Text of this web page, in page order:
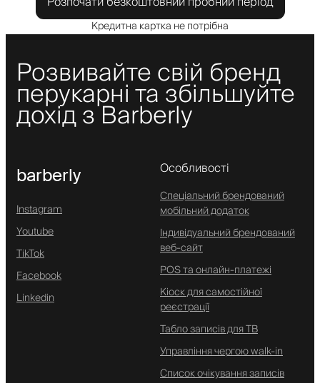
Кредитна картка не потрібна
Розвивайте свій бренд
перукарні та збільшуйте
дохід з Barberly
barberly
Instagram
Youtube
TikTok
Facebook
Linkedin
Особливості
Спеціальний брендований
мобільний додаток
Індивідуальний брендований
веб-сайт
POS та онлайн-платежі
Кіоск для самостійної
реєстрації
Табло записів для ТВ
Управління чергою walk-in
Список очікування записів